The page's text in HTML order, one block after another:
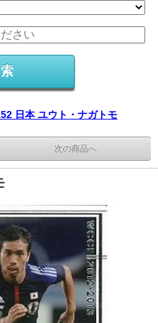
日本 ユウト・ナガトモ
次の商品へ